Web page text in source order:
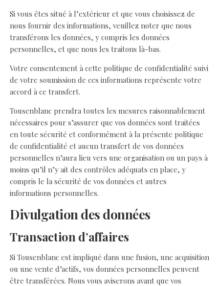
Si vous êtes situé à l’extérieur et que vous choisissez de
nous fournir des informations, veuillez noter que nous
transférons les données, y compris les données
personnelles, et que nous les traitons là-bas.
Votre consentement à cette politique de confidentialité suivi
de votre soumission de ces informations représente votre
accord à ce transfert.
Tousenblanc prendra toutes les mesures raisonnablement
nécessaires pour s’assurer que vos données sont traitées
en toute sécurité et conformément à la présente politique
de confidentialité et aucun transfert de vos données
personnelles n’aura lieu vers une organisation ou un pays à
moins qu’il n’y ait des contrôles adéquats en place, y
compris le la sécurité de vos données et autres
informations personnelles.
Divulgation des données
Transaction d’affaires
Si Tousenblanc est impliqué dans une fusion, une acquisition
ou une vente d’actifs, vos données personnelles peuvent
être transférées. Nous vous aviserons avant que vos